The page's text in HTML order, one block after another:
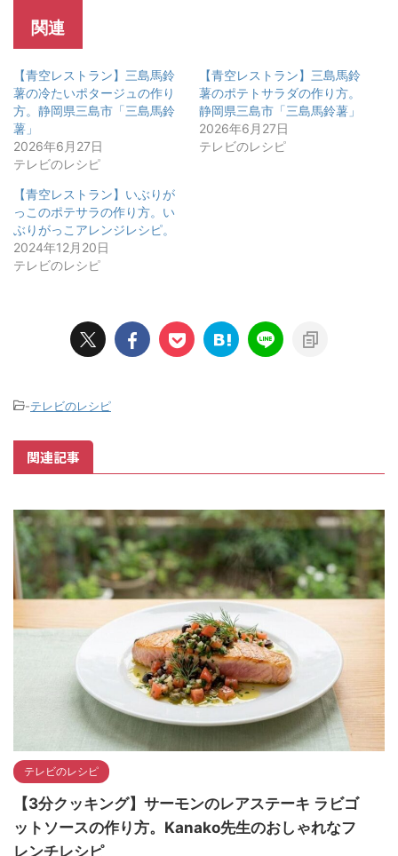
関連
【青空レストラン】三島馬鈴
薯の冷たいポタージュの作り
方。静岡県三島市「三島馬鈴
薯」
2026年6月27日
テレビのレシピ
【青空レストラン】三島馬鈴
薯のポテトサラダの作り方。
静岡県三島市「三島馬鈴薯」
2026年6月27日
テレビのレシピ
【青空レストラン】いぶりが
っこのポテサラの作り方。い
ぶりがっこアレンジレシピ。
2024年12月20日
テレビのレシピ
-テレビのレシピ
関連記事
テレビのレシピ
【3分クッキング】サーモンのレアステーキ ラビゴ
ットソースの作り方。Kanako先生のおしゃれなフ
レンチレシピ